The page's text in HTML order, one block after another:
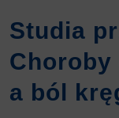
Studia
a ból